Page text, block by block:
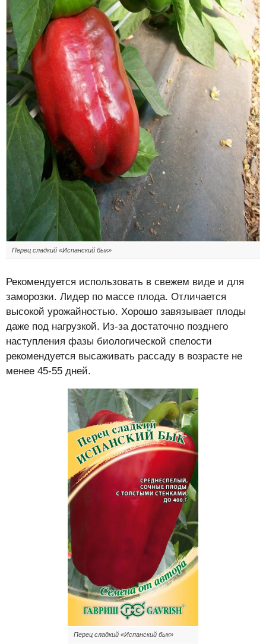
Перец сладкий «Испанский бык»
Рекомендуется использовать в свежем виде и для
заморозки. Лидер по массе плода. Отличается
высокой урожайностью. Хорошо завязывает плоды
даже под нагрузкой. Из-за достаточно позднего
наступления фазы биологической спелости
рекомендуется высаживать рассаду в возрасте не
менее 45-55 дней.
Перец сладкий «Испанский бык»